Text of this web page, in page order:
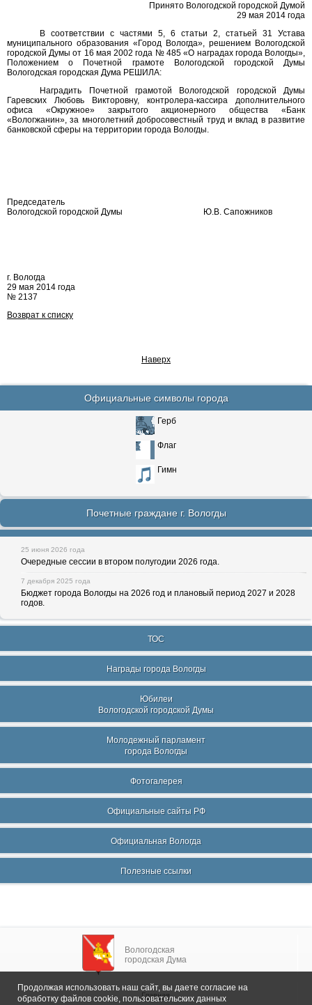
Принято Вологодской городской Думой
29 мая 2014 года
В соответствии с частями 5, 6 статьи 2, статьей 31 Устава
муниципального образования «Город Вологда», решением Вологодской
городской Думы от 16 мая 2002 года № 485 «О наградах города Вологды»,
Положением о Почетной грамоте Вологодской городской Думы
Вологодская городская Дума РЕШИЛА:
Наградить Почетной грамотой Вологодской городской Думы
Гаревских Любовь Викторовну, контролера-кассира дополнительного
офиса «Окружное» закрытого акционерного общества «Банк
«Вологжанин», за многолетний добросовестный труд и вклад в развитие
банковской сферы на территории города Вологды.
Председатель
Вологодской городской Думы
Ю.В. Сапожников
г. Вологда
29 мая 2014 года
№ 2137
Возврат к списку
Наверх
Официальные символы города
Герб
Флаг
Гимн
Почетные граждане г. Вологды
25 июня 2026 года
Очередные сессии в втором полугодии 2026 года.
7 декабря 2025 года
Бюджет города Вологды на 2026 год и плановый период 2027 и 2028
годов.
ТОС
Награды города Вологды
Юбилеи
Вологодской городской Думы
Молодежный парламент
города Вологды
Фотогалерея
Официальные сайты РФ
Официальная Вологда
Полезные ссылки
Вологодская
городская Дума
Главная
Продолжая использовать наш сайт, вы даете согласие на
обработку файлов cookie, пользовательских данных